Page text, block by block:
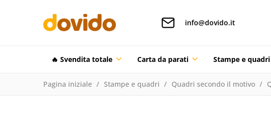
info@dovido.it
🔥 Svendita totale Carta da parati Stampe e quadri
Pagina iniziale Stampe e quadri Quadri secondo il motivo